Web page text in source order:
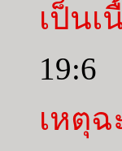
เป็นเ
19:6
เหตุ